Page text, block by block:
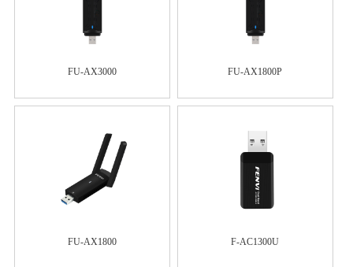
FU-AX3000 FU-AX1800P
FU-AX1800 F-AC1300U